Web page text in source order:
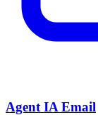
Agent IA Email